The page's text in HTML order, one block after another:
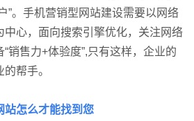
”。手机营销型网站建设需要以网络
中心，面向搜索引擎优化，关注网络
销售力+体验度”,只有这样，企业的
帮手。
怎么才能找到您